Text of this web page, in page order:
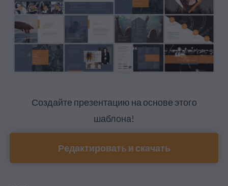
Создайте презентацию на основе этого
шаблона!
Редактировать и скачать